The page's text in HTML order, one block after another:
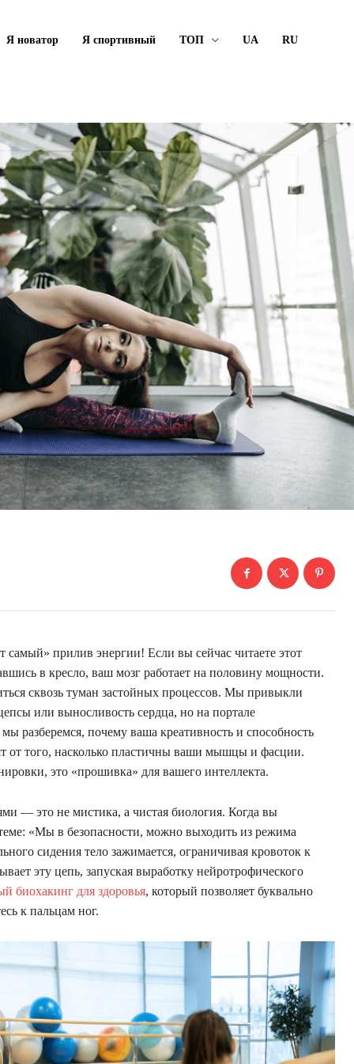
Я новатор Я спортивный ТОП UA RU
самый» прилив энергии! Если вы сейчас читаете этот
в кресло, ваш мозг работает на половину мощности.
сквозь туман застойных процессов. Мы привыкли
или выносливость сердца, но на портале
разберемся, почему ваша креативность и способность
от того, насколько пластичны ваши мышцы и фасции.
это «прошивка» для вашего интеллекта.
— это не мистика, а чистая биология. Когда вы
«Мы в безопасности, можно выходить из режима
сидения тело зажимается, ограничивая кровоток к
эту цепь, запуская выработку нейротрофического
биохакинг для здоровья, который позволяет буквально
к пальцам ног.